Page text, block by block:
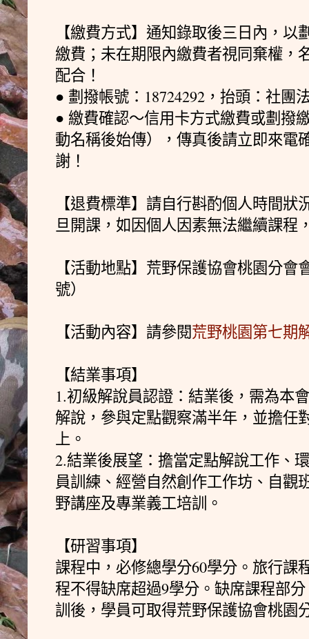
【繳費方式】通知錄取後三日內，
繳費；未在期限內繳費者視同棄權，
配合！
● 劃撥帳號：18724292，抬頭：社團
● 繳費確認～信用卡方式繳費或劃撥
動名稱後始傳），傳真後請立即來電
謝！
【退費標準】請自行斟酌個人時間
旦開課，如因個人因素無法繼續課程
【活動地點】荒野保護協會桃園分
號）
【活動內容】請參閱荒野桃園第七期
【結業事項】
1.初級解說員認證：結業後，需為本
解說，參與定點觀察滿半年，並擔任
上。
2.結業後展望：擔當定點解說工作、
員訓練、經營自然創作工作坊、自觀
野講座及專業義工培訓。
【研習事項】
課程中，必修總學分60學分。旅行課
程不得缺席超過9學分。缺席課程部
訓後，學員可取得荒野保護協會桃園